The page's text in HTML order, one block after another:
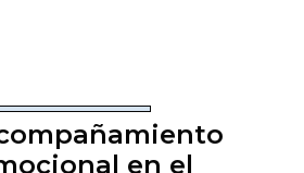
en el